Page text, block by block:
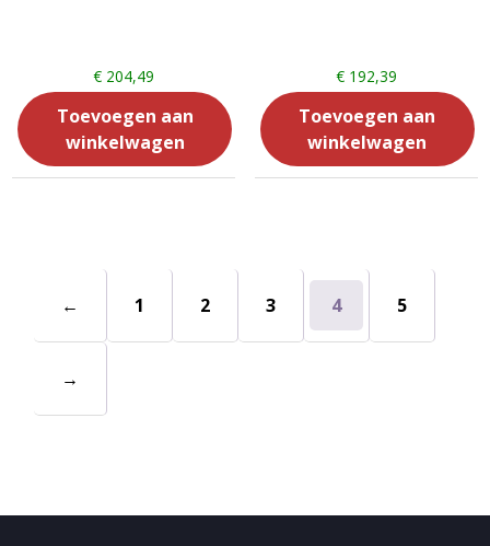
€ 204,49
Toevoegen aan
winkelwagen
€192,39
Toevoegen aan
winkelwagen
← 1 2 3 4 5
→